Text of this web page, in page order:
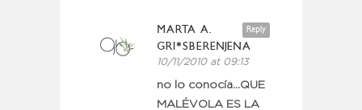
Reply
MARTA A.
GRI*SBERENJENA
10/11/2010 at 09:13
no lo conocía…QUE
MALÉVOLA ES LA